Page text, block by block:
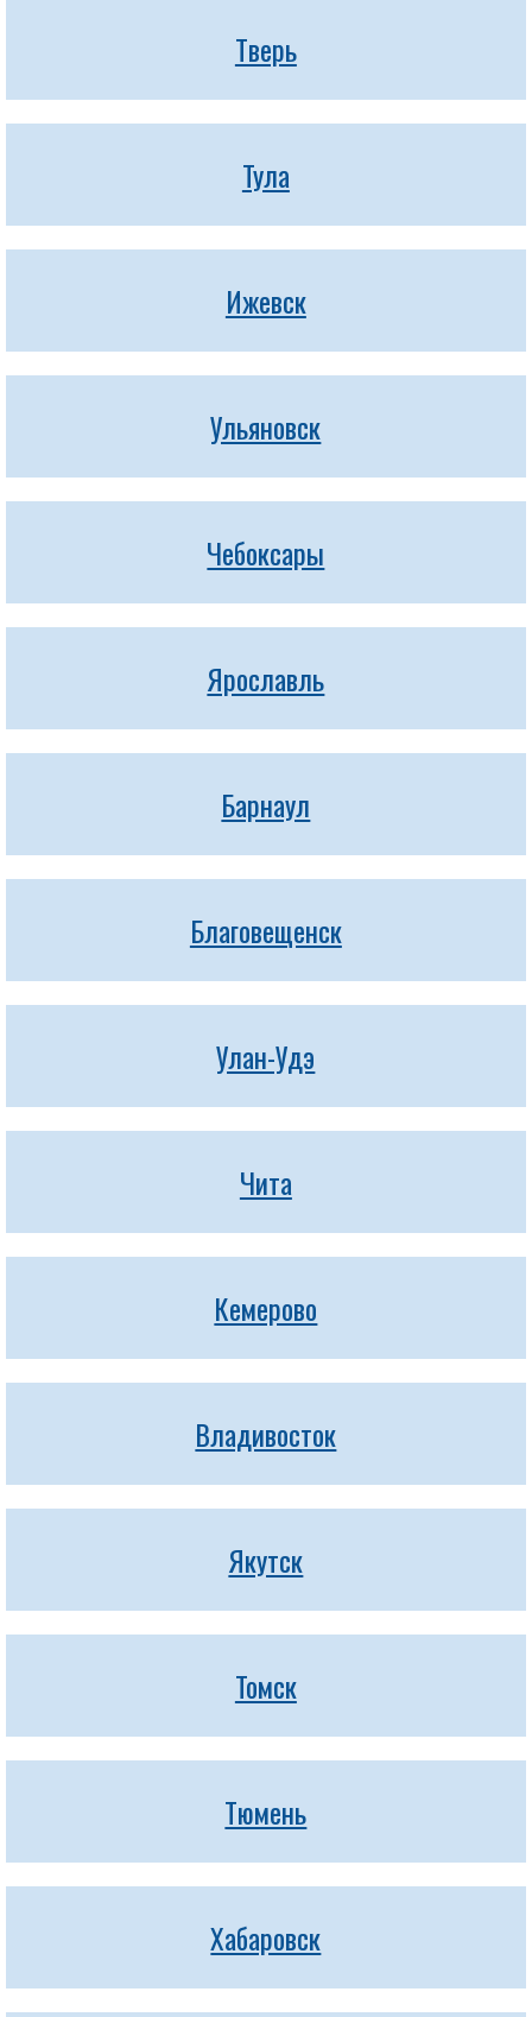
Тверь
Тула
Ижевск
Ульяновск
Чебоксары
Ярославль
Барнаул
Благовещенск
Улан-Удэ
Чита
Кемерово
Владивосток
Якутск
Томск
Тюмень
Хабаровск